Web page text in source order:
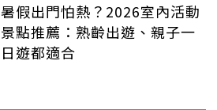
暑假出門怕熱？2026室內活動
景點推薦：熟齡出遊、親子一
日遊都適合